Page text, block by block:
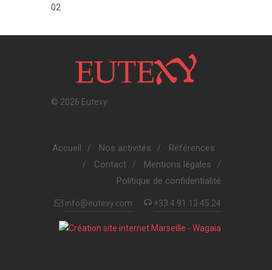
02
© 2026 Eutexy
Accueil / Nos activités / Références
/ Contact / Mentions légales /
Politique de confidentialité
info@eutexy.com · +33.4.91.13.45.24